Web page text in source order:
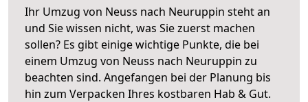
Ihr Umzug von Neuss nach Neuruppin steht an
und Sie wissen nicht, was Sie zuerst machen
sollen? Es gibt einige wichtige Punkte, die bei
einem Umzug von Neuss nach Neuruppin zu
beachten sind. Angefangen bei der Planung bis
hin zum Verpacken Ihres kostbaren Hab & Gut.